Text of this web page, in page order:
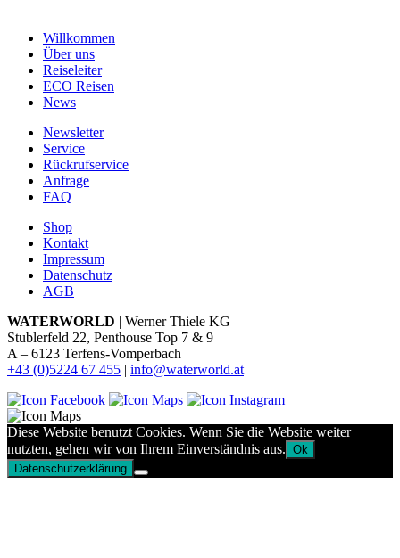
Willkommen
Über uns
Reiseleiter
ECO Reisen
News
Newsletter
Service
Rückrufservice
Anfrage
FAQ
Shop
Kontakt
Impressum
Datenschutz
AGB
WATERWORLD | Werner Thiele KG
Stublerfeld 22, Penthouse Top 7 & 9
A – 6123 Terfens-Vomperbach
+43 (0)5224 67 455 | info@waterworld.at
Diese Website benutzt Cookies. Wenn Sie die Website weiter
nutzten, gehen wir von Ihrem Einverständnis aus. Ok
Datenschutzerklärung